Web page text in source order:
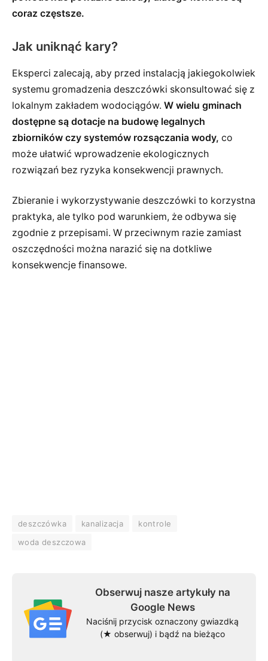
coraz częstsze.
Jak uniknąć kary?
Eksperci zalecają, aby przed instalacją jakiegokolwiek
systemu gromadzenia deszczówki skonsultować się z
lokalnym zakładem wodociągów. W wielu gminach
dostępne są dotacje na budowę legalnych
zbiorników czy systemów rozsączania wody, co
może ułatwić wprowadzenie ekologicznych
rozwiązań bez ryzyka konsekwencji prawnych.
Zbieranie i wykorzystywanie deszczówki to korzystna
praktyka, ale tylko pod warunkiem, że odbywa się
zgodnie z przepisami. W przeciwnym razie zamiast
oszczędności można narazić się na dotkliwe
konsekwencje finansowe.
deszczówka kanalizacja
kontrole
woda deszczowa
Obserwuj nasze artykuły na
Google News
Naciśnij przycisk oznaczony gwiazdką
(★ obserwuj) i bądź na bieżąco